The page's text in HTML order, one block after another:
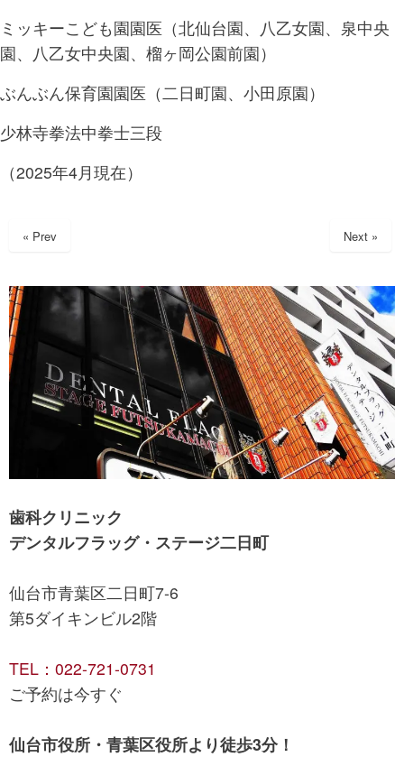
ミッキーこども園園医（北仙台園、八乙女園、泉中央
園、八乙女中央園、榴ヶ岡公園前園）
ぶんぶん保育園園医（二日町園、小田原園）
少林寺拳法中拳士三段
（2025年4月現在）
« Prev Next »
歯科クリニック
デンタルフラッグ・ステージ二日町
仙台市青葉区二日町7-6
第5ダイキンビル2階
TEL：022-721-0731
ご予約は今すぐ
仙台市役所・青葉区役所より徒歩3分！